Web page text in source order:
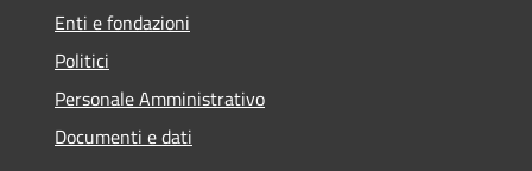
Enti e fondazioni
Politici
Personale Amministrativo
Documenti e dati